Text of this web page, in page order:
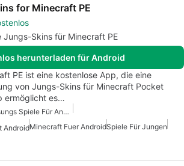
for Minecraft PE
Jungs-Skins für Minecraft PE
herunterladen für Android
PE ist eine kostenlose App, die eine
von Jungs-Skins für Minecraft Pocket
ermöglicht es…
Charakter Anpassungs Spiele Für Android
AndroidMinecraft Fuer AndroidSpiele Für Jungen